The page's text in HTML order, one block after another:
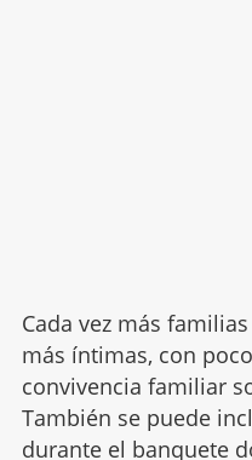
Cada vez más
más íntimas, con
convivencia familiar
También se puede
durante el banquete